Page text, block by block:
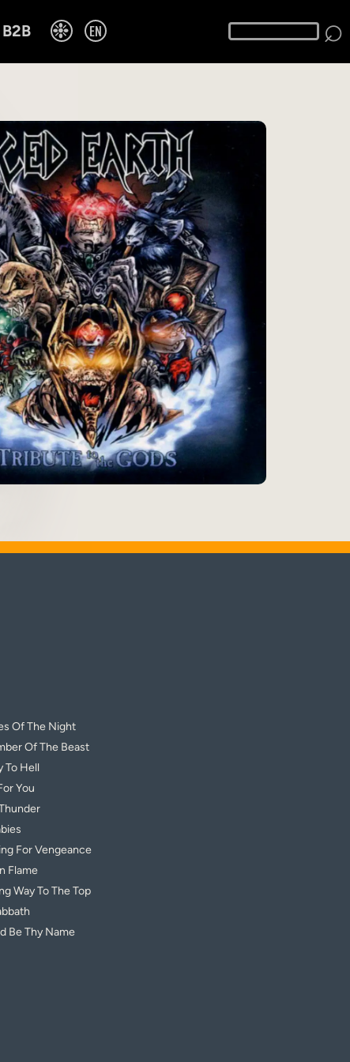
B2B ❉ EN ⌕
Of The Night
Of The Beast
To Hell
You
For Vengeance
Flame
Way To The Top
Be Thy Name